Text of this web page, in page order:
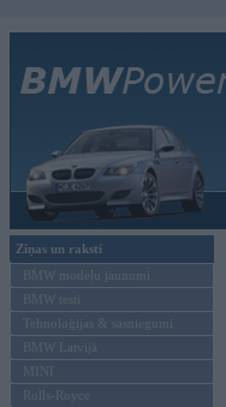
Ziņas un raksti
BMW modeļu jaunumi
BMW testi
Tehnoloģijas & sasniegumi
BMW Latvijā
MINI
Rolls-Royce